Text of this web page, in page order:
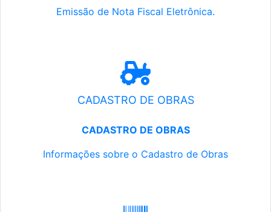
Emissão de Nota Fiscal Eletrônica.
CADASTRO DE OBRAS
CADASTRO DE OBRAS
Informações sobre o Cadastro de Obras